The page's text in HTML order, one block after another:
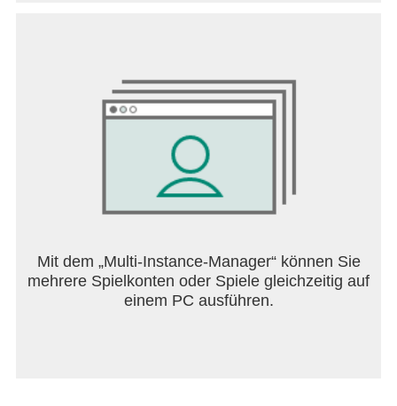
Mit dem „Multi-Instance-Manager“ können Sie
mehrere Spielkonten oder Spiele gleichzeitig auf
einem PC ausführen.